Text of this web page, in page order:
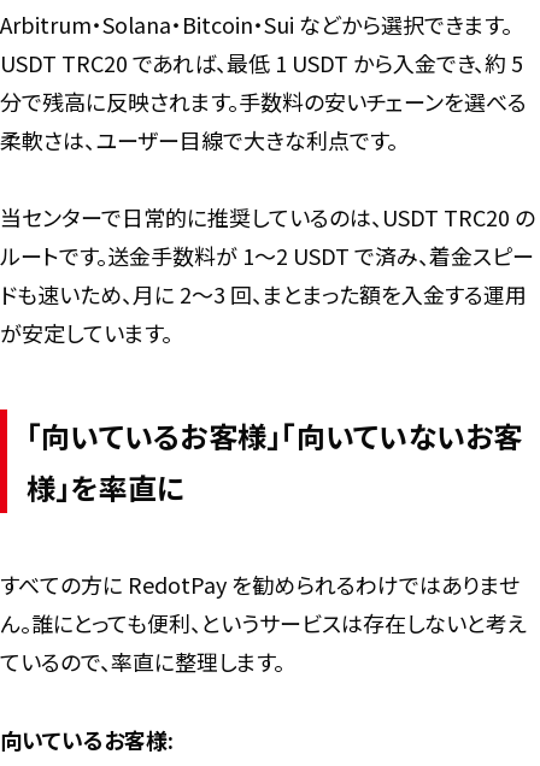
Arbitrum・Solana・Bitcoin・Sui などから選択できます。
USDT TRC20 であれば、最低 1 USDT から入金でき、約 5
分で残高に反映されます。手数料の安いチェーンを選べる
柔軟さは、ユーザー目線で大きな利点です。
当センターで日常的に推奨しているのは、USDT TRC20 の
ルートです。送金手数料が 1〜2 USDT で済み、着金スピー
ドも速いため、月に 2〜3 回、まとまった額を入金する運用
が安定しています。
「向いているお客様」「向いていないお客
様」を率直に
すべての方に RedotPay を勧められるわけではありませ
ん。誰にとっても便利、というサービスは存在しないと考え
ているので、率直に整理します。
向いているお客様: